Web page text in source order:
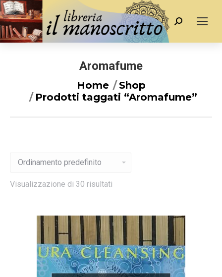
Cerca
Aromafume
Home
Shop
Prodotti taggati “Aromafume”
Visualizzazione di 30 risultati